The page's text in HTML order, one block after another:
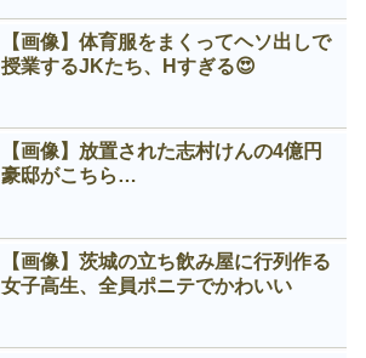
【画像】体育服をまくってヘソ出しで
授業するJKたち、Нすぎる😍
【画像】放置された志村けんの4億円
豪邸がこちら…
【画像】茨城の立ち飲み屋に行列作る
女子高生、全員ポニテでかわいい